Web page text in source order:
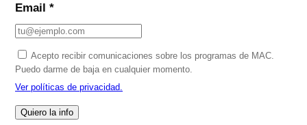
Email *
Acepto recibir comunicaciones sobre los programas de MAC.
Puedo darme de baja en cualquier momento.
Ver políticas de privacidad.